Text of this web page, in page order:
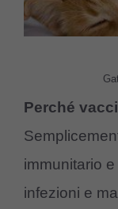
Perché
immunitario
infezioni e